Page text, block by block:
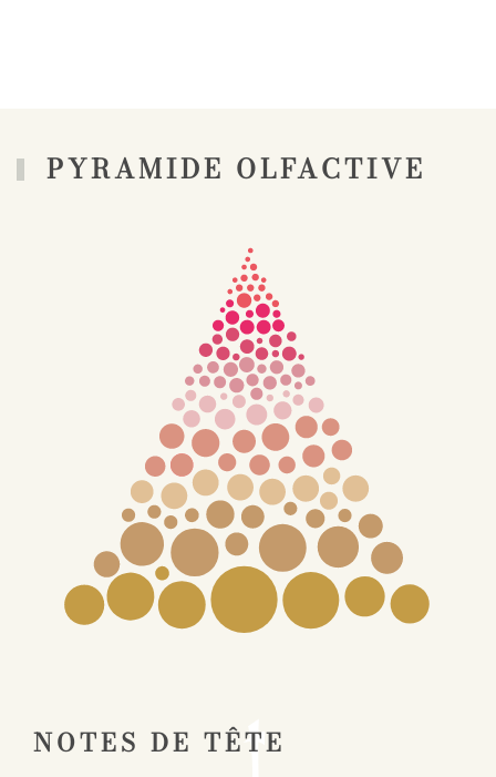
PYRAMIDE OLFACTIVE
NOTES DE TÊTE